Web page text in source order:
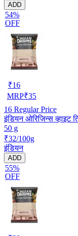
ADD
54%
OFF
₹16
MRP₹35
16 Regular Price
इंडियन ओरिजिन्स व्हाइट
50 g
₹32/100g
इंडियन
ADD
55%
OFF